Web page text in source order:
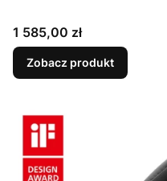
Cena
1 585,00 zł
Zobacz produkt